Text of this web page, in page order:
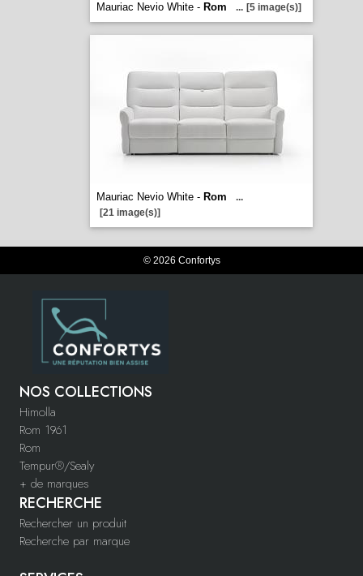
Mauriac Nevio White - Rom ... [5 image(s)]
Mauriac Nevio White - Rom
...
[21 image(s)]
© 2026 Confortys
NOS COLLECTIONS
Himolla
Rom 1961
Rom
Tempur®/Sealy
+ de marques
RECHERCHE
Rechercher un produit
Recherche par marque